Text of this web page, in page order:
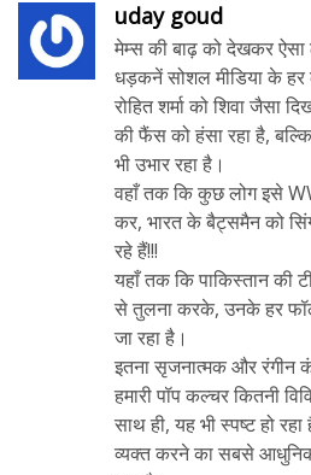
uday goud
मेम्स की बाढ़ को देखकर
धड़कनें सोशल मीडिया के हर
रोहित शर्मा को शिवा जैसा
की फैंस को हंसा रहा है,
भी उभार रहा है।
वहाँ तक कि कुछ लोग इसे
कर, भारत के बैट्समैन को
रहे हैं!!!
यहाँ तक कि पाकिस्तान की
से तुलना करके, उनके हर
जा रहा है।
इतना सृजनात्मक और
हमारी पॉप कल्चर कितनी
साथ ही, यह भी स्पष्ट हो
व्यक्त करने का सबसे